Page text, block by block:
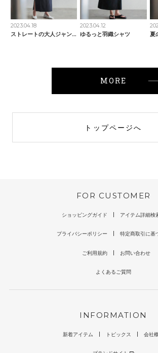
2023.04.18
ストレートの大人ジャンスカ
2023.04.12
ゆるっと羽織シャツ 夏
MORE
トップページへ
FOR CUSTOMER
ショッピングガイド アイテム詳細検
プライバシーポリシー 特定商取引に基
ご利用規約 お問い合わせ
よくあるご質問
INFORMATION
新着アイテム トピックス 会社